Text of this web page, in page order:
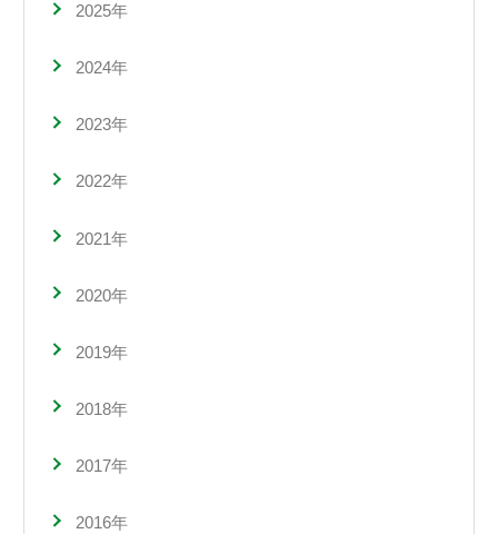
2025年
2024年
2023年
2022年
2021年
2020年
2019年
2018年
2017年
2016年